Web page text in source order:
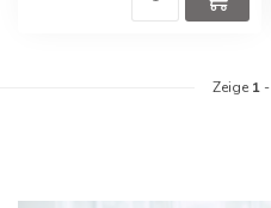
Zeige 1 -